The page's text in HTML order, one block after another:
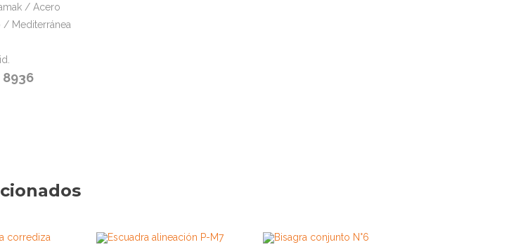
/ Acero
/ Mediterránea